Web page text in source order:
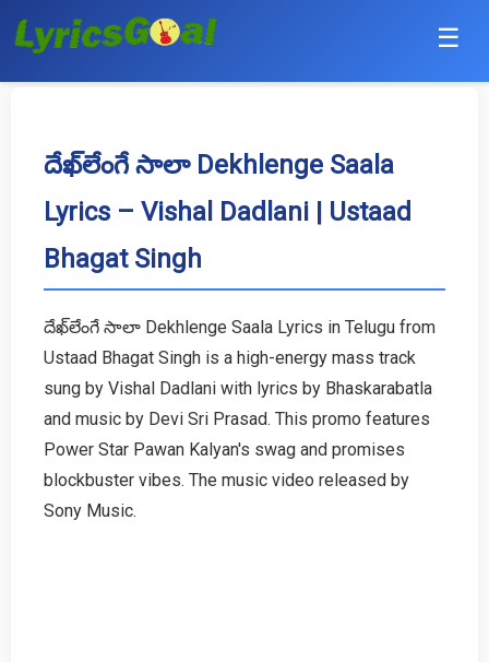
☰
Hindi
Bollywood
Haryanvi
Tamil
Telugu
Malayalam
దేఖ్‌లేంగే సాలా Dekhlenge Saala
Lyrics – Vishal Dadlani | Ustaad
Bhagat Singh
దేఖ్‌లేంగే సాలా Dekhlenge Saala Lyrics in Telugu from
Ustaad Bhagat Singh is a high-energy mass track
sung by Vishal Dadlani with lyrics by Bhaskarabatla
and music by Devi Sri Prasad. This promo features
Power Star Pawan Kalyan's swag and promises
blockbuster vibes. The music video released by
Sony Music.